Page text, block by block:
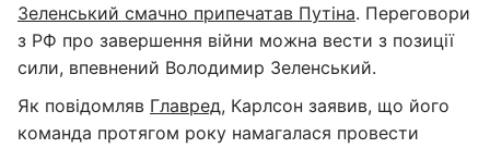
Зеленський смачно припечатав Путіна. Переговори
з РФ про завершення війни можна вести з позиції
сили, впевнений Володимир Зеленський.
Як повідомляв Главред, Карлсон заявив, що його
команда протягом року намагалася провести